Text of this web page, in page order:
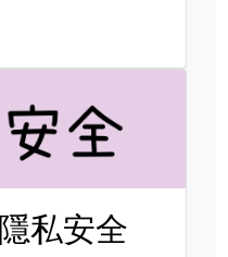
私安全